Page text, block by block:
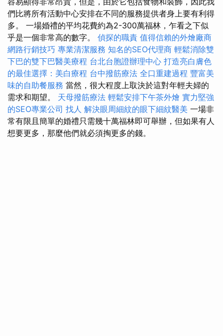
們比將所有活動中心安排在不同的服務提供者身上要有利得
多。 一場婚禮的平均花費約為2-300萬福林，乍看之下似
乎是一個非常高的數字。 偵探的職責 值得信賴的外燴廠商
網路行銷技巧 專業清潔服務 知名的SEO代理商 輕鬆消除雙
下巴的雙下巴醫美療程 台北台胞證辦理中心 打造亮白膚色
的最佳選擇：美白療程 台中撥筋療法 全口重建過程 豐富美
味的自助餐服務 當然，很大程度上取決於這對年輕夫婦的
需求和期望。 天母撥筋療法 輕鬆安排下午茶外燴 實力堅強
的SEO專業公司 找人 解決眼周細紋的眼下細紋醫美 一場非
常有限且簡單的婚禮只需幾十萬福林即可舉辦，但如果有人
想要更多，那麼他們就必須掏更多的錢。